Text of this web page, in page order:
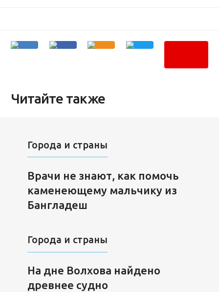
Читайте также
Города и страны
Врачи не знают, как помочь
каменеющему мальчику из
Бангладеш
Города и страны
На дне Волхова найдено
древнее судно